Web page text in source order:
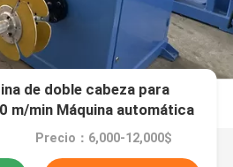
de doble cabeza para
m/min Máquina automática
Precio：6,000-12,000$